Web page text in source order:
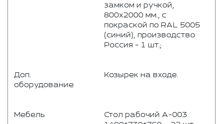
замком и ручкой,
800x2000 мм., с
покраской по RAL 5005
(синий), производство
Россия - 1 шт.;
Доп.
оборудование
Козырек на входе.
Мебель
Стол рабочий А-003